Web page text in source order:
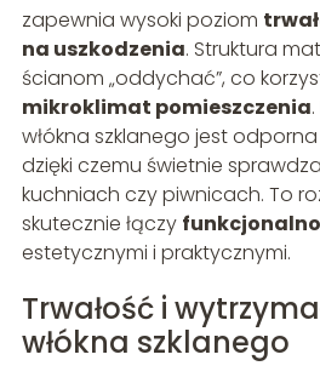
zapewnia wysoki poziom
na uszkodzenia. Struktura
ścianom „oddychać”, co
mikroklimat pomieszczenia
włókna szklanego jest
dzięki czemu świetnie
kuchniach czy piwnicach. To
skutecznie łączy
estetycznymi i praktycznymi.
Trwałość i
włókna szklanego